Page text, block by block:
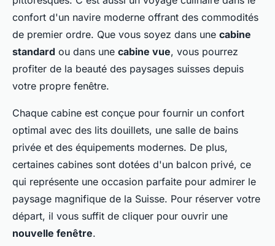
confort d'un navire moderne offrant des commodités
de premier ordre. Que vous soyez dans une cabine
standard ou dans une cabine vue, vous pourrez
profiter de la beauté des paysages suisses depuis
votre propre fenêtre.
Chaque cabine est conçue pour fournir un confort
optimal avec des lits douillets, une salle de bains
privée et des équipements modernes. De plus,
certaines cabines sont dotées d'un balcon privé, ce
qui représente une occasion parfaite pour admirer le
paysage magnifique de la Suisse. Pour réserver votre
départ, il vous suffit de cliquer pour ouvrir une
nouvelle fenêtre.